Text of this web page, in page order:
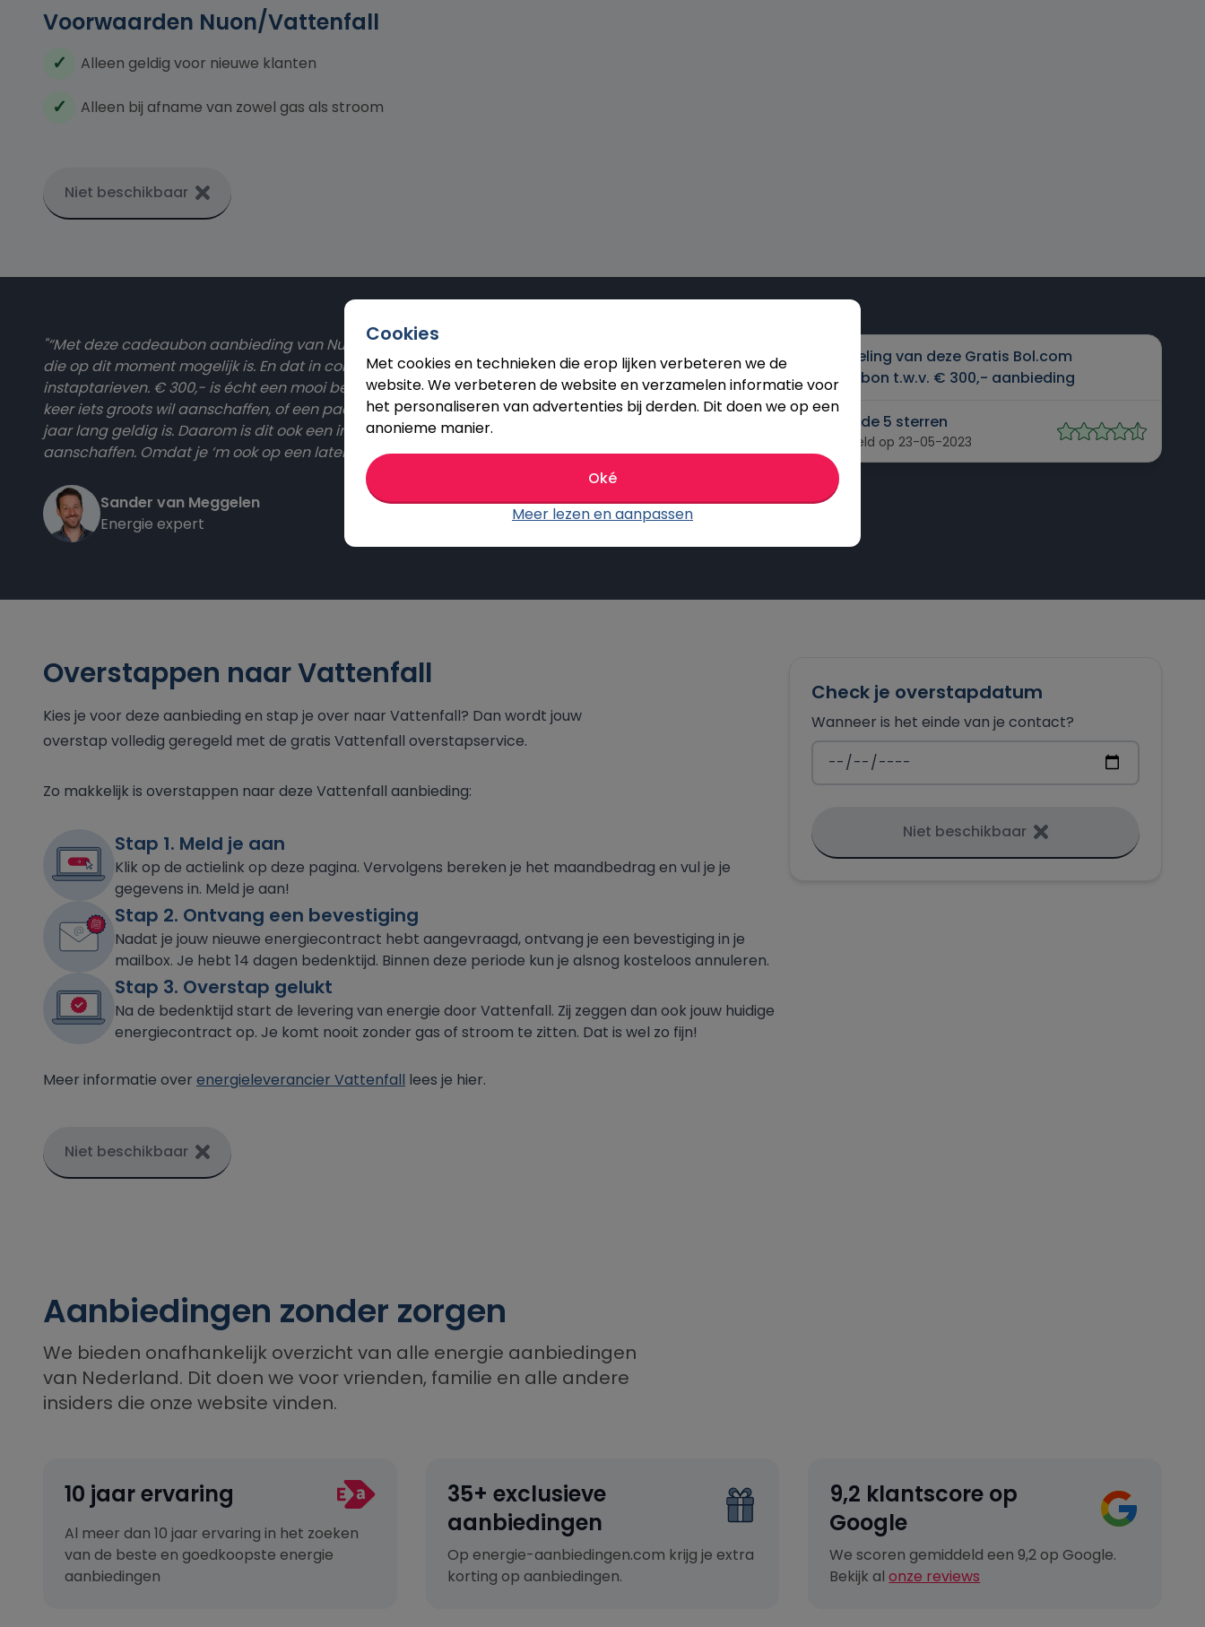
Cookies
Met cookies en technieken die erop lijken verbeteren we de
website. We verbeteren de website en verzamelen informatie voor
het personaliseren van advertenties bij derden. Dit doen we op een
anonieme manier.
Oké
Meer lezen en aanpassen
Voorwaarden Nuon/Vattenfall
Alleen geldig voor nieuwe klanten
Alleen bij afname van zowel gas als stroom
Niet beschikbaar
"“Met deze cadeaubon aanbieding van Nuon/Vattenfall heb je de hoogste cadeaubonwaarde te pakken
die op dit moment mogelijk is. En dat in combinatie met maar een 1-jarig contract met lage
instaptarieven. € 300,- is écht een mooi bedrag om te besteden, daar kun je wat mee. Of je nu in één
keer iets groots wil aanschaffen, of een paar keer wat kleiners.Goed om te weten is dat de cadeaubon 3
jaar lang geldig is. Daarom is dit ook een interessante actie wanneer je binnenkort nog niets wil
aanschaffen. Omdat je ‘m ook op een later moment kunt besteden.”"
Sander van Meggelen
Energie expert
Beoordeling van deze Gratis Bol.com
cadeaubon t.w.v. € 300,- aanbieding
4.5 van de 5 sterren
Beoordeeld op 23-05-2023
Overstappen naar Vattenfall
Kies je voor deze aanbieding en stap je over naar Vattenfall? Dan wordt jouw
overstap volledig geregeld met de gratis Vattenfall overstapservice.
Zo makkelijk is overstappen naar deze Vattenfall aanbieding:
Stap 1. Meld je aan
Klik op de actielink op deze pagina. Vervolgens bereken je het maandbedrag en vul je je
gegevens in. Meld je aan!
Stap 2. Ontvang een bevestiging
Nadat je jouw nieuwe energiecontract hebt aangevraagd, ontvang je een bevestiging in je
mailbox. Je hebt 14 dagen bedenktijd. Binnen deze periode kun je alsnog kosteloos annuleren.
Stap 3. Overstap gelukt
Na de bedenktijd start de levering van energie door Vattenfall. Zij zeggen dan ook jouw huidige
energiecontract op. Je komt nooit zonder gas of stroom te zitten. Dat is wel zo fijn!
Meer informatie over energieleverancier Vattenfall lees je hier.
Niet beschikbaar
Check je overstapdatum
Wanneer is het einde van je contact?
Niet beschikbaar
Aanbiedingen zonder zorgen
We bieden onafhankelijk overzicht van alle energie aanbiedingen
van Nederland. Dit doen we voor vrienden, familie en alle andere
insiders die onze website vinden.
10 jaar ervaring
Al meer dan 10 jaar ervaring in het zoeken
van de beste en goedkoopste energie
aanbiedingen
35+ exclusieve
aanbiedingen
Op energie-aanbiedingen.com krijg je extra
korting op aanbiedingen.
9,2 klantscore op
Google
We scoren gemiddeld een 9,2 op Google.
Bekijk alonze reviews